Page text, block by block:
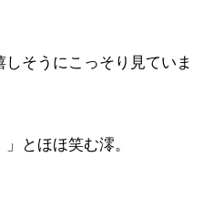
そうにこっそり見ていま
とほほ笑む澪。